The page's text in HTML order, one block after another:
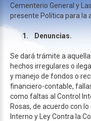
Cementerio General y
presente Política para la
1. Denuncias.
Se dará trámite a
hechos irregulares o
y manejo de fondos o
financiero-contable,
como faltas al Control
Rosas, de acuerdo con
Interno y Ley Contra la